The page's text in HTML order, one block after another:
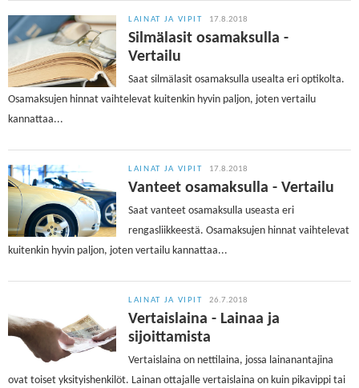
LAINAT JA VIPIT 17.8.2018
Silmälasit osamaksulla -
Vertailu
Saat silmälasit osamaksulla usealta eri optikolta.
Osamaksujen hinnat vaihtelevat kuitenkin hyvin paljon, joten vertailu
kannattaa...
LAINAT JA VIPIT 17.8.2018
Vanteet osamaksulla - Vertailu
Saat vanteet osamaksulla useasta eri
rengasliikkeestä. Osamaksujen hinnat vaihtelevat
kuitenkin hyvin paljon, joten vertailu kannattaa...
LAINAT JA VIPIT 26.7.2018
Vertaislaina - Lainaa ja
sijoittamista
Vertaislaina on nettilaina, jossa lainanantajina
ovat toiset yksityishenkilöt. Lainan ottajalle vertaislaina on kuin pikavippi tai